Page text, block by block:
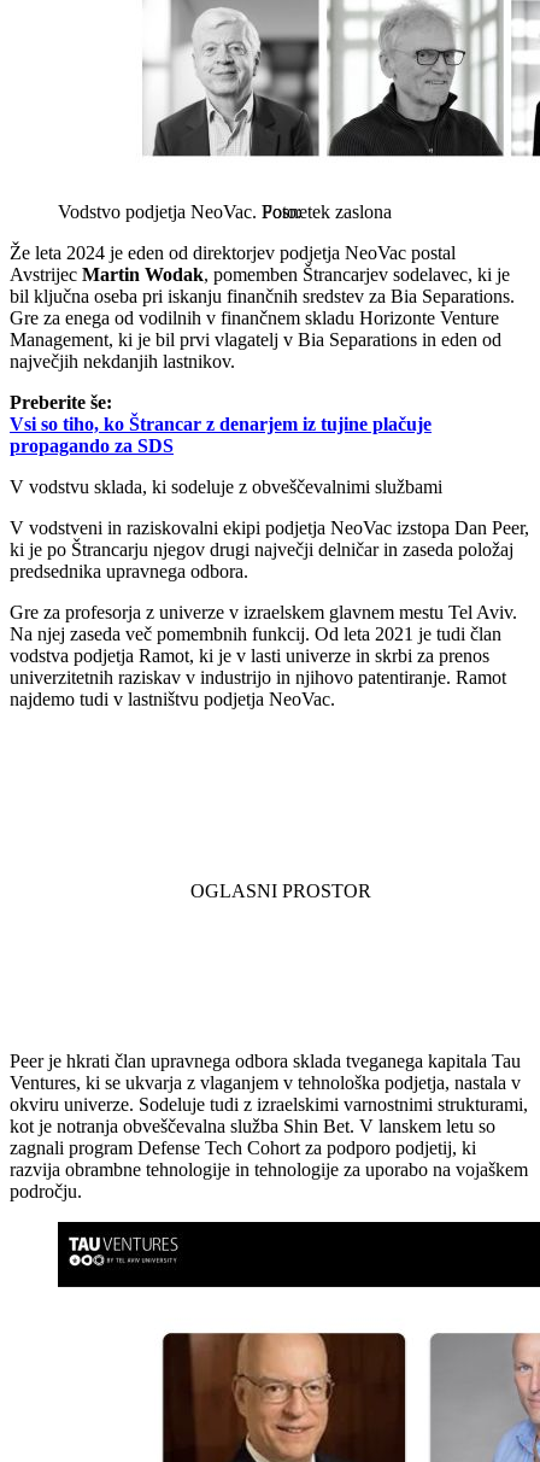
Vodstvo podjetja NeoVac. Posnetek zaslona
Že leta 2024 je eden od direktorjev podjetja NeoVac postal
Avstrijec Martin Wodak, pomemben Štrancarjev sodelavec, ki je
bil ključna oseba pri iskanju finančnih sredstev za Bia Separations.
Gre za enega od vodilnih v finančnem skladu Horizonte Venture
Management, ki je bil prvi vlagatelj v Bia Separations in eden od
največjih nekdanjih lastnikov.
Preberite še:
Vsi so tiho, ko Štrancar z denarjem iz tujine plačuje
propagando za SDS
V vodstvu sklada, ki sodeluje z obveščevalnimi službami
V vodstveni in raziskovalni ekipi podjetja NeoVac izstopa Dan Peer,
ki je po Štrancarju njegov drugi največji delničar in zaseda položaj
predsednika upravnega odbora.
Gre za profesorja z univerze v izraelskem glavnem mestu Tel Aviv.
Na njej zaseda več pomembnih funkcij. Od leta 2021 je tudi član
vodstva podjetja Ramot, ki je v lasti univerze in skrbi za prenos
univerzitetnih raziskav v industrijo in njihovo patentiranje. Ramot
najdemo tudi v lastništvu podjetja NeoVac.
Peer je hkrati član upravnega odbora sklada tveganega kapitala Tau
Ventures, ki se ukvarja z vlaganjem v tehnološka podjetja, nastala v
okviru univerze. Sodeluje tudi z izraelskimi varnostnimi strukturami,
kot je notranja obveščevalna služba Shin Bet. V lanskem letu so
zagnali program Defense Tech Cohort za podporo podjetij, ki
razvija obrambne tehnologije in tehnologije za uporabo na vojaškem
področju.